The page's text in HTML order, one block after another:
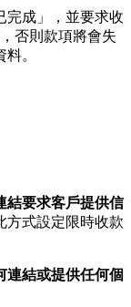
完成」，並要求收
，否則款項將會失
。
結要求客戶提供信
方式設定限時收款
連結或提供任何個